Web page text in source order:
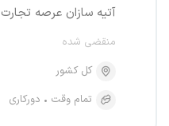
آتیه سازان عرصه تجارت
منقضی شده
کل کشور
تمام وقت
دورکاری